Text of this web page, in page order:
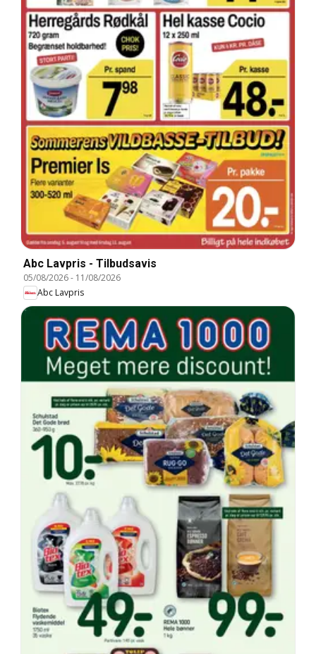
Abc Lavpris - Tilbudsavis
05/08/2026- 11/08/2026
Abc Lavpris